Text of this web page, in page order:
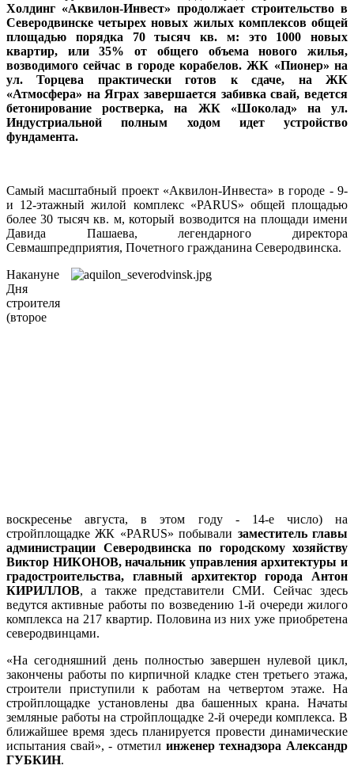
Холдинг «Аквилон-Инвест» продолжает строительство в
Северодвинске четырех новых жилых комплексов общей
площадью порядка 70 тысяч кв. м: это 1000 новых
квартир, или 35% от общего объема нового жилья,
возводимого сейчас в городе корабелов. ЖК «Пионер» на
ул. Торцева практически готов к сдаче, на ЖК
«Атмосфера» на Яграх завершается забивка свай, ведется
бетонирование ростверка, на ЖК «Шоколад» на ул.
Индустриальной полным ходом идет устройство
фундамента.
Самый масштабный проект «Аквилон-Инвеста» в городе - 9-
и 12-этажный жилой комплекс «PARUS» общей площадью
более 30 тысяч кв. м, который возводится на площади имени
Давида Пашаева, легендарного директора
Севмашпредприятия, Почетного гражданина Северодвинска.
Накануне
Дня
строителя
(второе
воскресенье августа, в этом году - 14-е число) на
стройплощадке ЖК «PARUS» побывали заместитель главы
администрации Северодвинска по городскому хозяйству
Виктор НИКОНОВ, начальник управления архитектуры и
градостроительства, главный архитектор города Антон
КИРИЛЛОВ, а также представители СМИ. Сейчас здесь
ведутся активные работы по возведению 1-й очереди жилого
комплекса на 217 квартир. Половина из них уже приобретена
северодвинцами.
«На сегодняшний день полностью завершен нулевой цикл,
закончены работы по кирпичной кладке стен третьего этажа,
строители приступили к работам на четвертом этаже. На
стройплощадке установлены два башенных крана. Начаты
земляные работы на стройплощадке 2-й очереди комплекса. В
ближайшее время здесь планируется провести динамические
испытания свай», - отметил инженер технадзора Александр
ГУБКИН.